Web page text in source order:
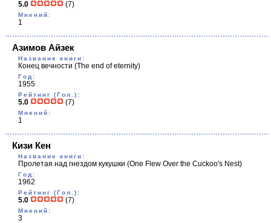
5.0 (7)
Мнений:
1
Азимов Айзек
Название книги:
Конец вечности (The end of eternity)
Год:
1955
Рейтинг (Гол.):
5.0 (7)
Мнений:
1
Кизи Кен
Название книги:
Пролетая над гнездом кукушки (One Flew Over the Cuckoo's Nest)
Год:
1962
Рейтинг (Гол.):
5.0 (7)
Мнений:
3